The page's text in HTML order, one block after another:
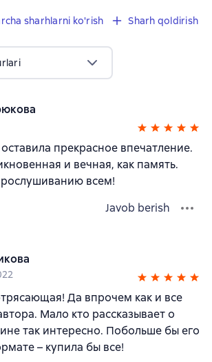
sharhlarni ko'rish Sharh qoldirish
прекрасное впечатление.
и вечная, как память.
всем!
Javob berish
Да впрочем как и все
Мало кто рассказывает о
так интересно. Побольше бы его
– купила бы все!